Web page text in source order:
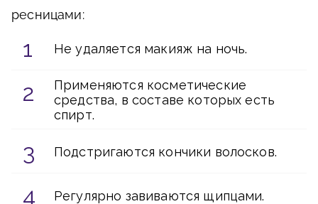
ресницами:
Не удаляется макияж на ночь.
Применяются косметические
средства, в составе которых есть
спирт.
Подстригаются кончики волосков.
Регулярно завиваются щипцами.